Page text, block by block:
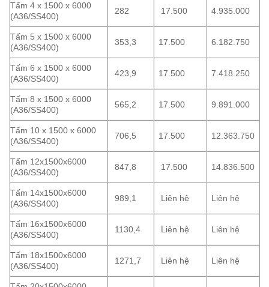
Tấm 4 x 1500 x 6000
(A36/SS400)
282 17.500 4.935.000
Tấm 5 x 1500 x 6000
(A36/SS400)
353,3 17.500 6.182.750
Tấm 6 x 1500 x 6000
(A36/SS400)
423,9 17.500 7.418.250
Tấm 8 x 1500 x 6000
(A36/SS400)
565,2 17.500 9.891.000
Tấm 10 x 1500 x 6000
(A36/SS400)
706,5 17.500 12.363.750
Tấm 12x1500x6000
(A36/SS400)
847,8 17.500 14.836.500
Tấm 14x1500x6000
(A36/SS400)
989,1 Liên hệ Liên hệ
Tấm 16x1500x6000
(A36/SS400)
1130,4 Liên hệ Liên hệ
Tấm 18x1500x6000
(A36/SS400)
1271,7 Liên hệ Liên hệ